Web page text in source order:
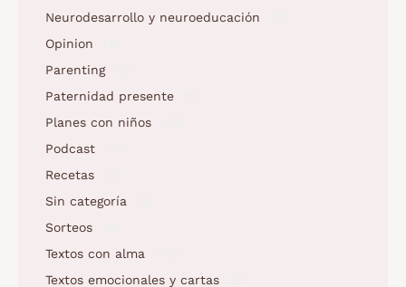
Neurodesarrollo y neuroeducación
Opinion
Parenting
Paternidad presente
Planes con niños
Podcast
Recetas
Sin categoría
Sorteos
Textos con alma
Textos emocionales y cartas